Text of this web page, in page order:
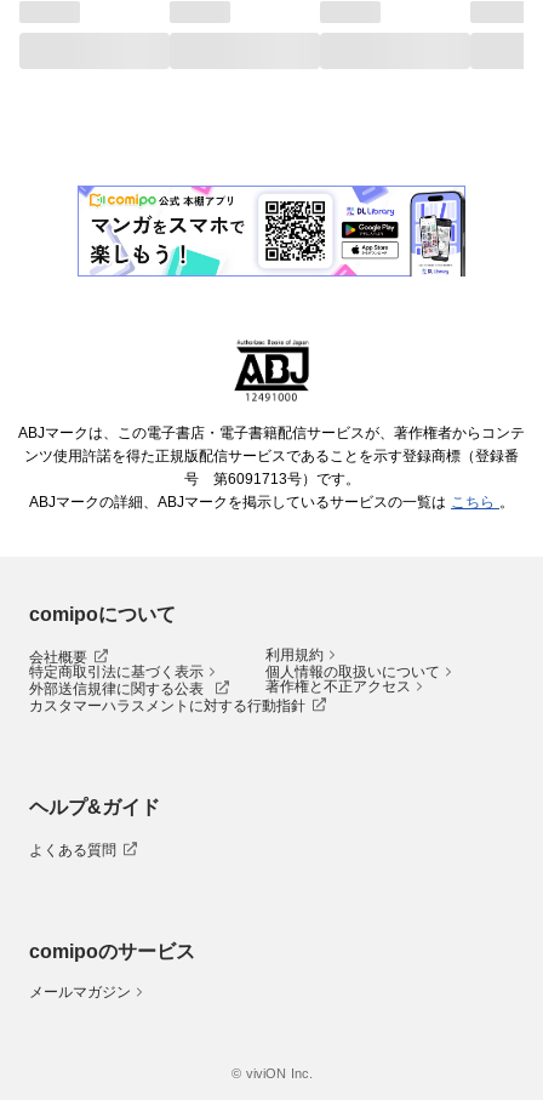
ABJマークは、この電子書店・電子書籍配信サービスが、著作権者からコンテ
ンツ使用許諾を得た正規版配信サービスであることを示す登録商標（登録番
号 第6091713号）です。
ABJマークの詳細、ABJマークを掲示しているサービスの一覧は こちら 。
comipoについて
会社概要
利用規約
特定商取引法に基づく表示
個人情報の取扱いについて
外部送信規律に関する公表
著作権と不正アクセス
カスタマーハラスメントに対する行動指針
ヘルプ&ガイド
よくある質問
comipoのサービス
メールマガジン
© viviON Inc.